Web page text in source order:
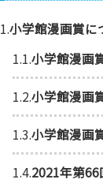
1.小学館漫画賞に
1.1.小学館漫画
1.2.小学館漫画
1.3.小学館漫画
1.4.2021年第